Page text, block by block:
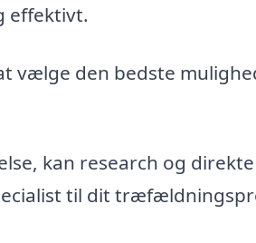
effektivt.
vælge den bedste
kan research og direkte
til dit